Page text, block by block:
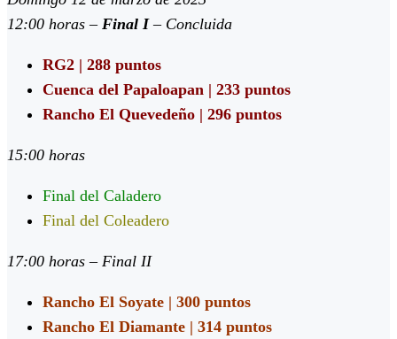
12:00 horas – Final I– Concluida
RG2 | 288 puntos
Cuenca del Papaloapan | 233 puntos
Rancho El Quevedeño | 296 puntos
15:00 horas
Final del Caladero
Final del Coleadero
17:00 horas – Final II
Rancho El Soyate | 300 puntos
Rancho El Diamante | 314 puntos